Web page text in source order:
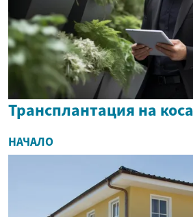
Трансплантация на коса
НАЧАЛО